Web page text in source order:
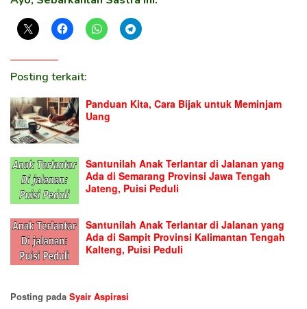
Posting terkait:
Panduan Kita, Cara Bijak untuk Meminjam
Uang
Santunilah Anak Terlantar di Jalanan yang
Ada di Semarang Provinsi Jawa Tengah
Jateng, Puisi Peduli
Santunilah Anak Terlantar di Jalanan yang
Ada di Sampit Provinsi Kalimantan Tengah
Kalteng, Puisi Peduli
Posting pada Syair Aspirasi